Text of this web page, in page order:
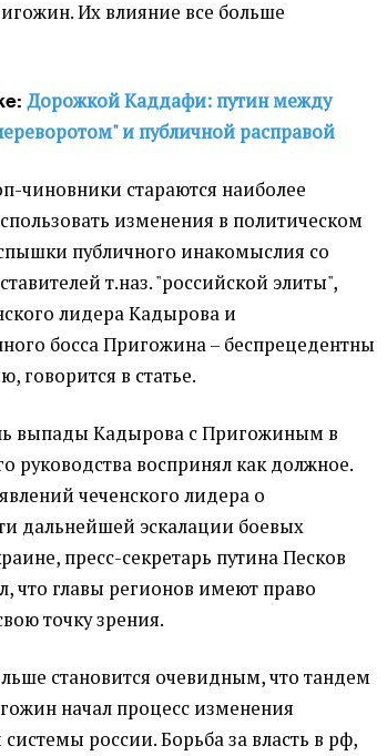
Их влияние все больше
Дорожкой Каддафи: путин между
и публичной расправой
чиновники стараются наиболее
изменения в политическом
публичного инакомыслия со
т.наз. "российской элиты",
лидера Кадырова и
босса Пригожина – беспрецедентны
говорится в статье.
выпады Кадырова с Пригожиным в
руководства воспринял как должное.
чеченского лидера о
дальнейшей эскалации боевых
пресс-секретарь путина Песков
что главы регионов имеют право
точку зрения.
становится очевидным, что тандем
начал процесс изменения
россии. Борьба за власть в рф,